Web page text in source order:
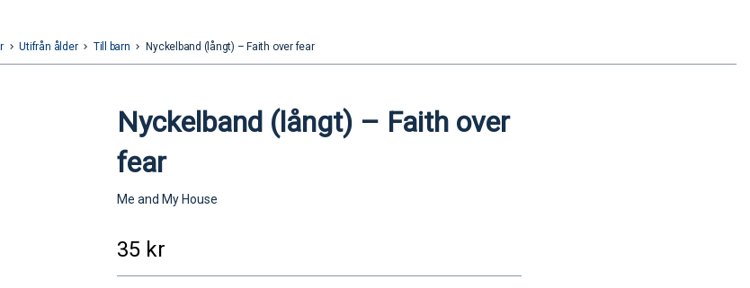
keyboard_arrow_right Utifrån ålder keyboard_arrow_right Till barn keyboard_arrow_right Nyckelband (långt) – Faith over fear
Nyckelband (långt) – Faith over
fear
Me and My House
35 kr